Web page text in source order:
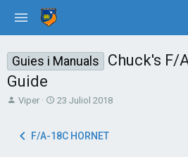
Guies i Manuals
Chuck's F/
Guide
T
e
Viper
S
r
23 Juliol 2018
F/A-18C HORNET